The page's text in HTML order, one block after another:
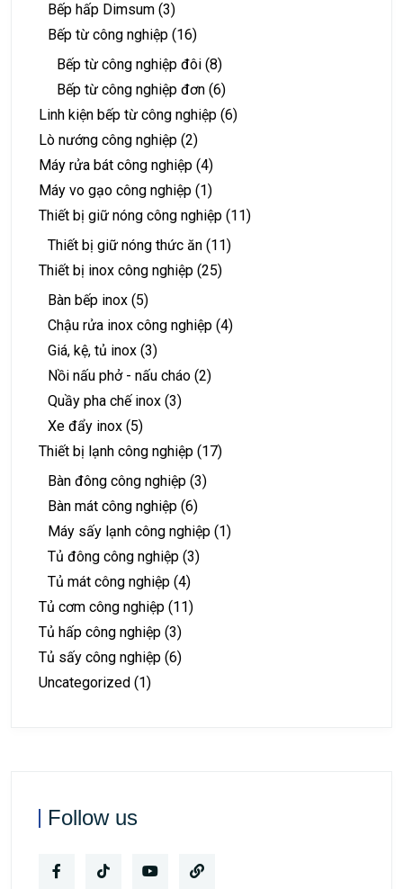
Bếp hấp Dimsum (3)
Bếp từ công nghiệp (16)
Bếp từ công nghiệp đôi (8)
Bếp từ công nghiệp đơn (6)
Linh kiện bếp từ công nghiệp (6)
Lò nướng công nghiệp (2)
Máy rửa bát công nghiệp (4)
Máy vo gạo công nghiệp (1)
Thiết bị giữ nóng công nghiệp (11)
Thiết bị giữ nóng thức ăn (11)
Thiết bị inox công nghiệp (25)
Bàn bếp inox (5)
Chậu rửa inox công nghiệp (4)
Giá, kệ, tủ inox (3)
Nồi nấu phở - nấu cháo (2)
Quầy pha chế inox (3)
Xe đẩy inox (5)
Thiết bị lạnh công nghiệp (17)
Bàn đông công nghiệp (3)
Bàn mát công nghiệp (6)
Máy sấy lạnh công nghiệp (1)
Tủ đông công nghiệp (3)
Tủ mát công nghiệp (4)
Tủ cơm công nghiệp (11)
Tủ hấp công nghiệp (3)
Tủ sấy công nghiệp (6)
Uncategorized (1)
Follow us